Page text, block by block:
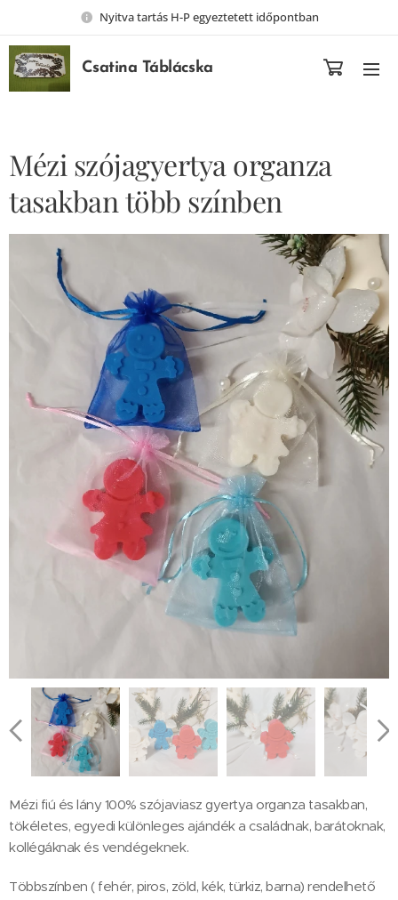
Nyitva tartás H-P egyeztetett időpontban
Csatina Táblácska
Mézi szójagyertya organza
tasakban több színben
Mézi fiú és lány 100% szójaviasz gyertya organza tasakban,
tökéletes, egyedi különleges ajándék a családnak, barátoknak,
kollégáknak és vendégeknek.
Többszínben ( fehér, piros, zöld, kék, türkiz, barna) rendelhető